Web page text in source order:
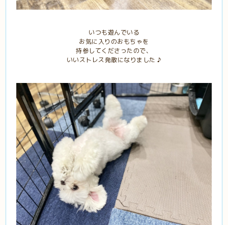
いつも遊んでいる
お気に入りのおもちゃを
持参してくださったので、
いいストレス発散になりました ♪